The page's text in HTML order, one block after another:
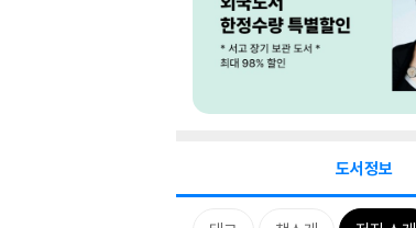
도서정보